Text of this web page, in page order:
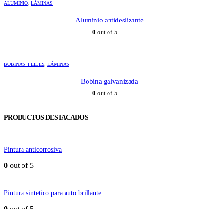
ALUMINIO, LÁMINAS
Aluminio antideslizante
0 out of 5
BOBINAS_FLEJES, LÁMINAS
Bobina galvanizada
0 out of 5
PRODUCTOS DESTACADOS
Pintura anticorrosiva
0 out of 5
Pintura sintetico para auto brillante